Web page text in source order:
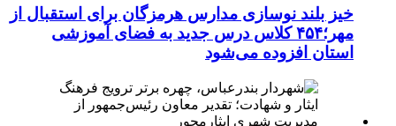
خیز بلند نوسازی مدارس هرمزگان برای استقبال از
مهر؛۴۵۴ کلاس درس جدید به فضای آموزشی
استان افزوده می‌شود